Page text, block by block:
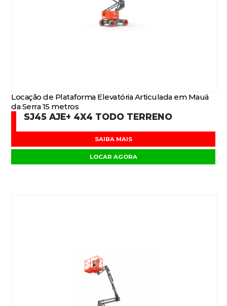
Locação de Plataforma Elevatória Articulada em Mauá
da Serra 15 metros
SJ45 AJE+ 4X4 TODO TERRENO
SAIBA MAIS
LOCAR AGORA